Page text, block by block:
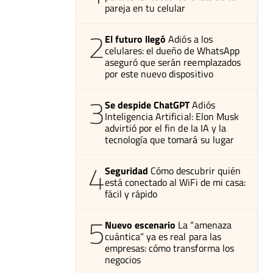
pareja en tu celular
2El futuro llegó Adiós a los
celulares: el dueño de WhatsApp
aseguró que serán reemplazados
por este nuevo dispositivo
3Se despide ChatGPTAdiós
Inteligencia Artificial: Elon Musk
advirtió por el fin de la IA y la
tecnología que tomará su lugar
4Seguridad Cómo descubrir quién
está conectado al WiFi de mi casa:
fácil y rápido
5Nuevo escenario La “amenaza
cuántica” ya es real para las
empresas: cómo transforma los
negocios